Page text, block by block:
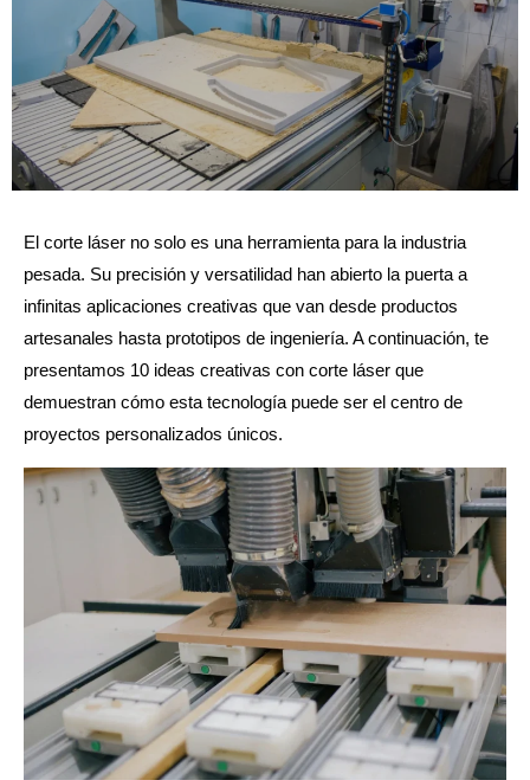
El corte láser no solo es una herramienta para la industria
pesada. Su precisión y versatilidad han abierto la puerta a
infinitas aplicaciones creativas que van desde productos
artesanales hasta prototipos de ingeniería. A continuación, te
presentamos 10 ideas creativas con corte láser que
demuestran cómo esta tecnología puede ser el centro de
proyectos personalizados únicos.